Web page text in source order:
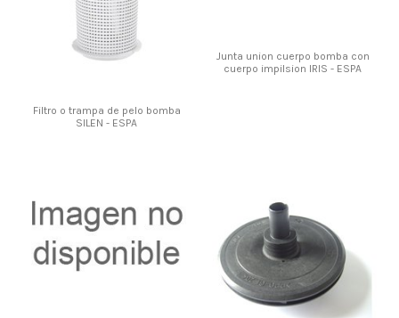
Filtro o trampa de pelo bomba
SILEN - ESPA
Junta union cuerpo bomba con
cuerpo impilsion IRIS - ESPA